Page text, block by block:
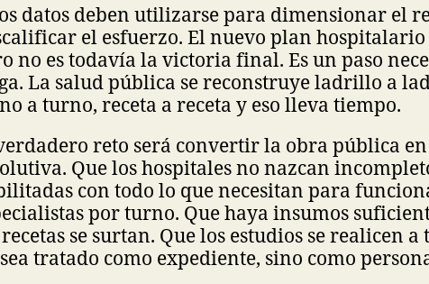
datos deben utilizarse para dimensionar el
el esfuerzo. El nuevo plan
no es todavía la victoria final. Es un paso
La salud pública se reconstruye ladrillo a
a turno, receta a receta y eso lleva tiempo.
reto será convertir la obra pública
Que los hospitales no nazcan
con todo lo que necesitan para
por turno. Que haya insumos
se surtan. Que los estudios se realicen
tratado como expediente, sino como